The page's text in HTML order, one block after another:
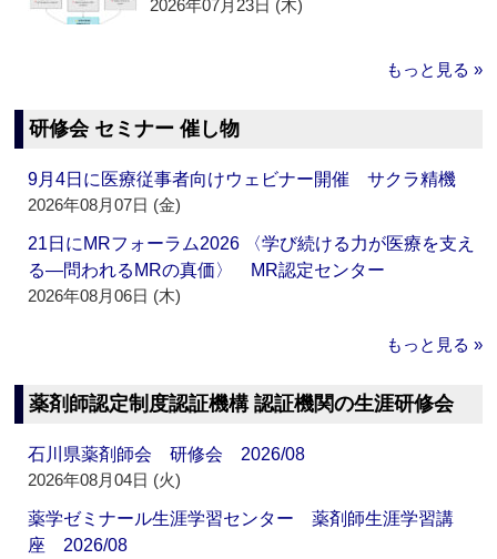
2026年07月23日 (木)
もっと見る »
研修会 セミナー 催し物
9月4日に医療従事者向けウェビナー開催 サクラ精機
2026年08月07日 (金)
21日にMRフォーラム2026 〈学び続ける力が医療を支え
る―問われるMRの真価〉 MR認定センター
2026年08月06日 (木)
もっと見る »
薬剤師認定制度認証機構 認証機関の生涯研修会
石川県薬剤師会 研修会 2026/08
2026年08月04日 (火)
薬学ゼミナール生涯学習センター 薬剤師生涯学習講
座 2026/08